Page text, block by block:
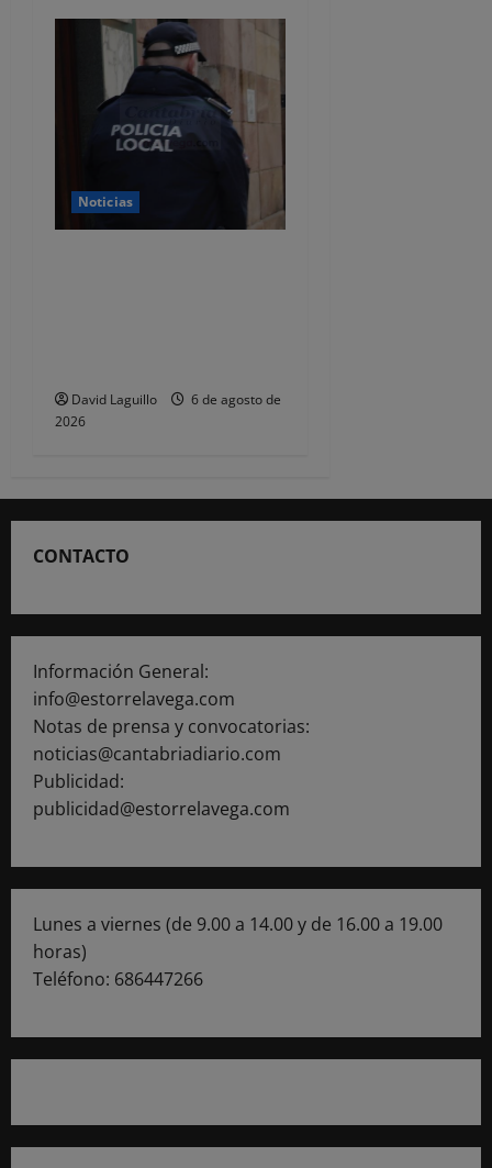
Noticias
David Laguillo
6 de agosto de
2026
CONTACTO
Información General:
info@estorrelavega.com
Notas de prensa y convocatorias:
noticias@cantabriadiario.com
Publicidad:
publicidad@estorrelavega.com
Lunes a viernes (de 9.00 a 14.00 y de 16.00 a 19.00
horas)
Teléfono: 686447266